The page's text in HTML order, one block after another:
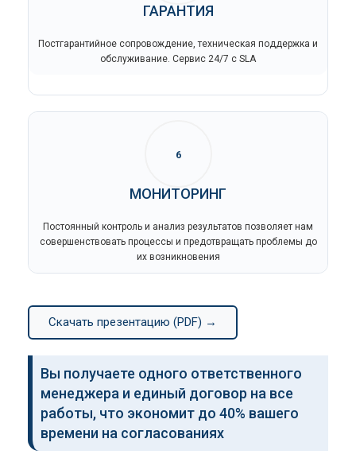
ГАРАНТИЯ
Постгарантийное сопровождение, техническая поддержка и
обслуживание. Сервис 24/7 с SLA
6
МОНИТОРИНГ
Постоянный контроль и анализ результатов позволяет нам
совершенствовать процессы и предотвращать проблемы до
их возникновения
Скачать презентацию (PDF) →
Вы получаете одного ответственного
менеджера и единый договор на все
работы, что экономит до 40% вашего
времени на согласованиях